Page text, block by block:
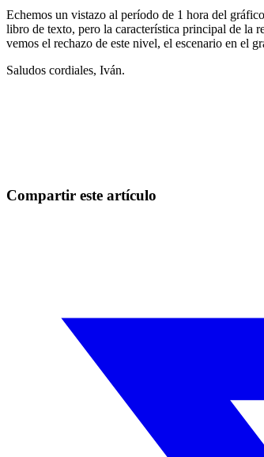
Echemos un vistazo al período de 1 hora del
libro de texto, pero la característica principal de la
vemos el rechazo de este nivel, el escenario en el
Saludos cordiales, Iván.
Compartir este artículo